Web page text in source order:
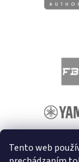
Tento web